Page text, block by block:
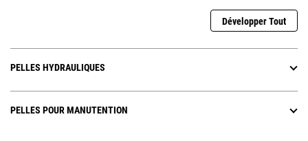
Développer Tout
PELLES HYDRAULIQUES
PELLES POUR MANUTENTION